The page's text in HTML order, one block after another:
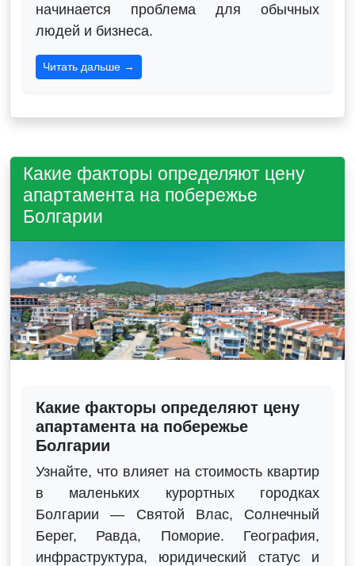
начинается проблема для обычных
людей и бизнеса.
Читать дальше →
Какие факторы определяют цену
апартамента на побережье
Болгарии
Какие факторы определяют цену
апартамента на побережье
Болгарии
Узнайте, что влияет на стоимость квартир
в маленьких курортных городках
Болгарии — Святой Влас, Солнечный
Берег, Равда, Поморие. География,
инфраструктура, юридический статус и